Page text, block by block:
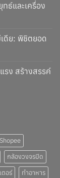
ธ์และเครื่อง
ดีย: พิชิตยอด
รง สร้างสรรค์
Shopee
กล้องวงจรปิด
ตอร์
ทำอาหาร